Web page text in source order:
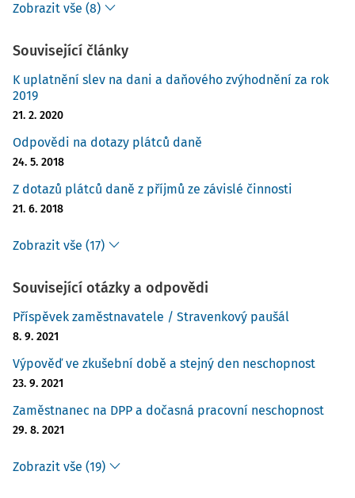
Zobrazit vše (8)
Související články
K uplatnění slev na dani a daňového zvýhodnění za rok
2019
21. 2. 2020
Odpovědi na dotazy plátců daně
24. 5. 2018
Z dotazů plátců daně z příjmů ze závislé činnosti
21. 6. 2018
Zobrazit vše (17)
Související otázky a odpovědi
Příspěvek zaměstnavatele / Stravenkový paušál
8. 9. 2021
Výpověď ve zkušební době a stejný den neschopnost
23. 9. 2021
Zaměstnanec na DPP a dočasná pracovní neschopnost
29. 8. 2021
Zobrazit vše (19)